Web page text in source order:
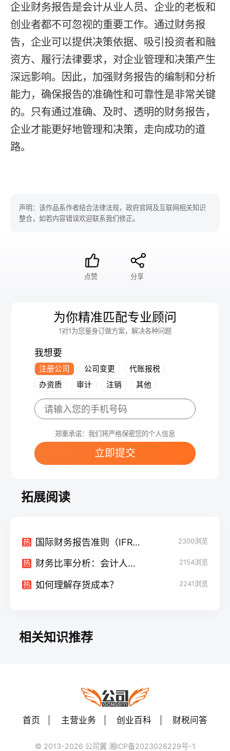
企业财务报告是会计从业人员、企业的老板和
创业者都不可忽视的重要工作。通过财务报
告，企业可以提供决策依据、吸引投资者和融
资方、履行法律要求，对企业管理和决策产生
深远影响。因此，加强财务报告的编制和分析
能力，确保报告的准确性和可靠性是非常关键
的。只有通过准确、及时、透明的财务报告，
企业才能更好地管理和决策，走向成功的道
路。
声明：该作品系作者结合法律法规，政府官网及互联网相关知识
整合，如若内容错误欢迎联系我们修正。
点赞 分享
为你精准匹配专业顾问
1对1为您量身订做方案，解决各种问题
我想要
注册公司 公司变更
代账报税
办资质
审计 注销 其他
郑重承诺：我们将严格保密您的个人信息
立即提交
拓展阅读
热 国际财务报告准则（IFRS）入门 2300浏览
热 财务比率分析：会计人员的工具 2154浏览
热 如何理解存货成本？ 2241浏览
相关知识推荐
首页 主营业务 创业百科 财税问答
© 2013-2026 公司翼 湘ICP备2023026229号-1